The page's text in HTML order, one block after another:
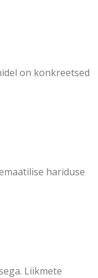
on konkreetsed
hariduse
Liikmete